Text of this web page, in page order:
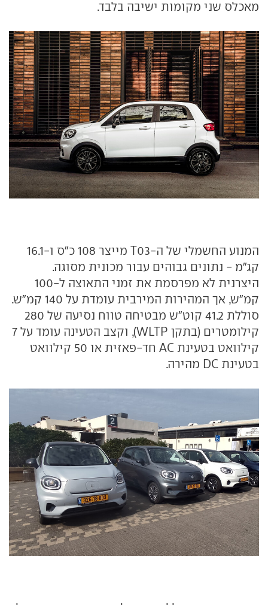
מאכלס שני מקומות ישיבה בלבד.
המנוע החשמלי של ה-T03 מייצר 108 כ"ס ו-16.1
קג"מ - נתונים גבוהים עבור מכונית מסוגה.
היצרנית לא מפרסמת את זמני התאוצה ל-100
קמ"ש, אך המהירות המירבית עומדת על 140 קמ"ש.
סוללת 41.2 קוט"ש מבטיחה טווח נסיעה של 280
קילומטרים (בתקן WLTP), וקצב הטעינה עומד על 7
קילוואט בטעינת AC חד-פאזית או 50 קילוואט
בטעינת DC מהירה.